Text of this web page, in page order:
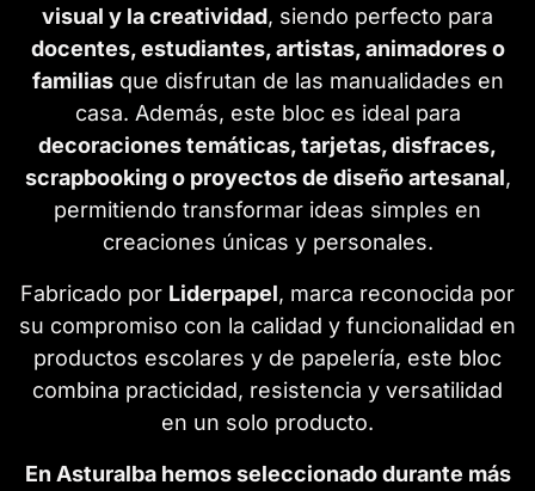
visual y la creatividad, siendo perfecto para
docentes, estudiantes, artistas, animadores o
familiasque disfrutan de las manualidades en
casa. Además, este bloc es ideal para
decoraciones temáticas, tarjetas, disfraces,
scrapbooking o proyectos de diseño artesanal,
permitiendo transformar ideas simples en
creaciones únicas y personales.
Fabricado por Liderpapel, marca reconocida por
su compromiso con la calidad y funcionalidad en
productos escolares y de papelería, este bloc
combina practicidad, resistencia y versatilidad
en un solo producto.
En Asturalba hemos seleccionado durante más